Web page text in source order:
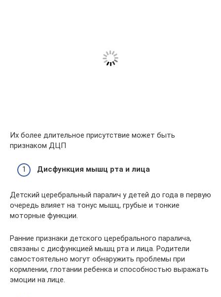
Их более длительное присутствие может быть
признаком ДЦП
Дисфункция мышц рта и лица
Детский церебральный паралич у детей до года в первую
очередь влияет на тонус мышц, грубые и тонкие
моторные функции.
Ранние признаки детского церебрального паралича,
связаны с дисфункцией мышц рта и лица. Родители
самостоятельно могут обнаружить проблемы при
кормлении, глотании ребенка и способностью выражать
эмоции на лице.